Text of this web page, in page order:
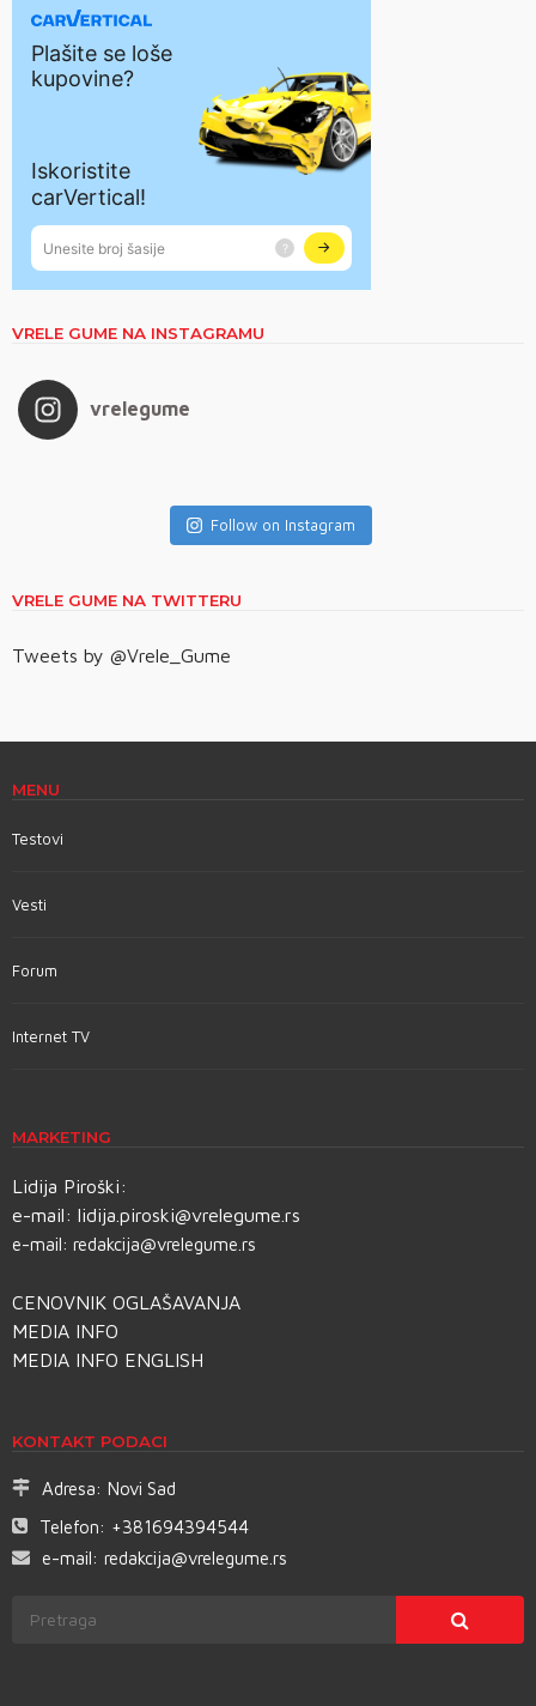
VRELE GUME NA INSTAGRAMU
vrelegume
Follow on Instagram
VRELE GUME NA TWITTERU
Tweets by @Vrele_Gume
MENU
Testovi
Vesti
Forum
Internet TV
MARKETING
Lidija Piroški:
e-mail: lidija.piroski@vrelegume.rs
e-mail: redakcija@vrelegume.rs
CENOVNIK OGLAŠAVANJA
MEDIA INFO
MEDIA INFO ENGLISH
KONTAKT PODACI
Adresa: Novi Sad
Telefon: +381694394544
e-mail: redakcija@vrelegume.rs